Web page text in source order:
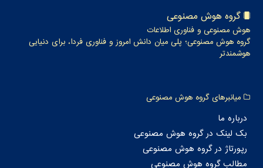
گروه هوش مصنوعی
هوش مصنوعی و فناوری اطلاعات
گروه هوش مصنوعی؛ پلی میان دانش امروز و فناوری فردا، برای دنیایی
هوشمندتر
میانبرهای گروه هوش مصنوعی
درباره ما
بک لینک در گروه هوش مصنوعی
رپورتاژ در گروه هوش مصنوعی
مطالب گروه هوش مصنوعی